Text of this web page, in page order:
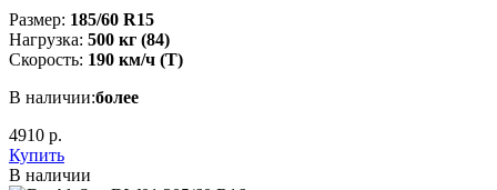
Размер: 185/60 R15
Нагрузка: 500 кг (84)
Скорость: 190 км/ч (T)
В наличии:более
4910 р.
Купить
В наличии